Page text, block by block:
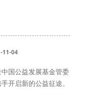
11-04
国公益发展基金管委
开启新的公益征途。